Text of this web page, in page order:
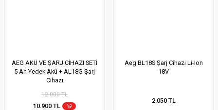
AEG AKÜ VE ŞARJ CİHAZI SETİ
5 Ah Yedek Akü + AL18G Şarj
Cihazı
12.000 TL
10.900 TL %9
Aeg BL18S Şarj Cihazı Li-Ion
18V
2.050 TL